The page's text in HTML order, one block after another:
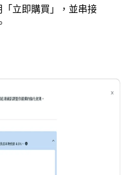
「立即購買」，並串接